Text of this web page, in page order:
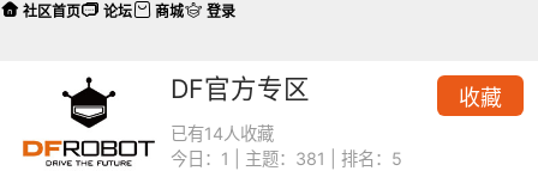
收藏
DF官方专区
已有14人收藏
今日：1 | 主题：381 | 排名：5
社区首页 论坛 商城 登录